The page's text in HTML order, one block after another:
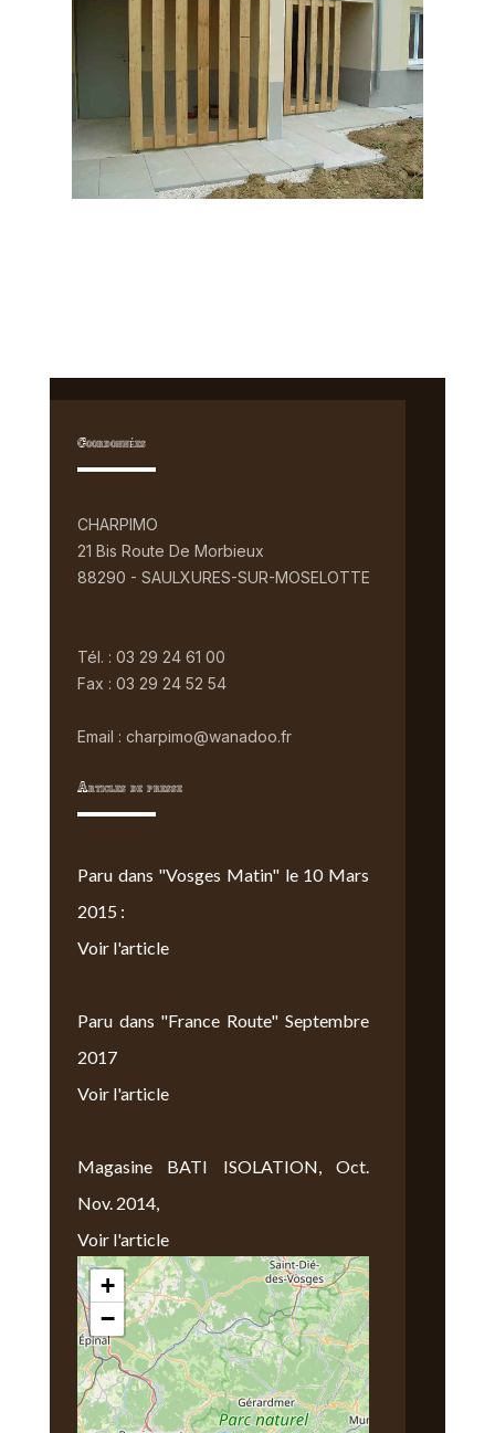
Coordonnées
CHARPIMO
21 Bis Route De Morbieux
88290 - SAULXURES-SUR-MOSELOTTE
Tél. : 03 29 24 61 00
Fax : 03 29 24 52 54
Email : charpimo@wanadoo.fr
Articles de presse
Paru dans "Vosges Matin" le 10 Mars
2015 :
Voir l'article
Paru dans "France Route" Septembre
2017
Voir l'article
Magasine BATI ISOLATION, Oct.
Nov. 2014,
Voir l'article
Nous Trouver
+
−